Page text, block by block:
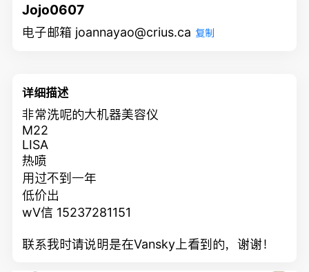
Jojo0607
电子邮箱 joannayao@crius.ca 复制
详细描述
非常洗呢的大机器美容仪
M22
LISA
热喷
用过不到一年
低价出
wV信 15237281151
联系我时请说明是在Vansky上看到的，谢谢！